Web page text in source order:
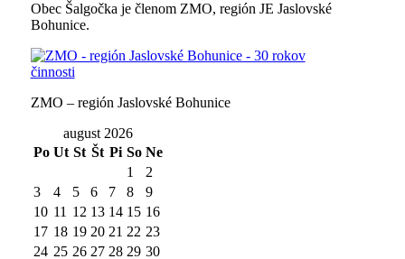
Obec Šalgočka je členom ZMO, región JE Jaslovské
Bohunice.
ZMO – región Jaslovské Bohunice
august 2026
Po Ut St Št Pi So Ne
1
2
3
4 5 6 7 8
9
10 11 12 13 14 15 16
17 18 19 20 21 22 23
24 25 26 27 28 29 30